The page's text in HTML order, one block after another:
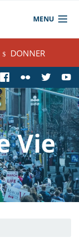
MENU
DONNER
Vie